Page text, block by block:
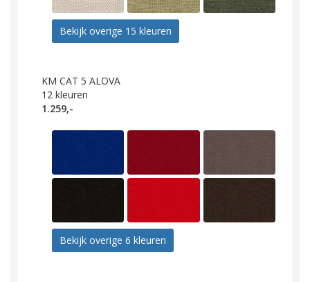
Bekijk overige 15 kleuren
KM CAT 5 ALOVA
12 kleuren
1.259,-
Bekijk overige 6 kleuren